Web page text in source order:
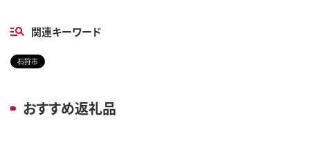
関連キーワード
石狩市
おすすめ返礼品